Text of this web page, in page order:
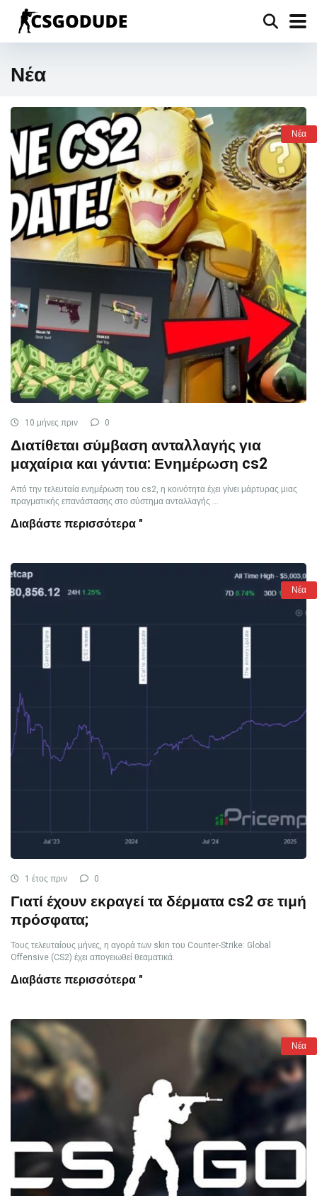
Νέα
Νέα
10 μήνες πριν 0
Διατίθεται σύμβαση ανταλλαγής για
μαχαίρια και γάντια: Ενημέρωση cs2
Από την τελευταία ενημέρωση του cs2, η κοινότητα έχει γίνει μάρτυρας μιας
πραγματικής επανάστασης στο σύστημα ανταλλαγής ...
Διαβάστε περισσότερα "
Νέα
1 έτος πριν 0
Γιατί έχουν εκραγεί τα δέρματα cs2 σε τιμή
πρόσφατα;
Τους τελευταίους μήνες, η αγορά των skin του Counter-Strike: Global
Offensive (CS2) έχει απογειωθεί θεαματικά.
Διαβάστε περισσότερα "
Νέα